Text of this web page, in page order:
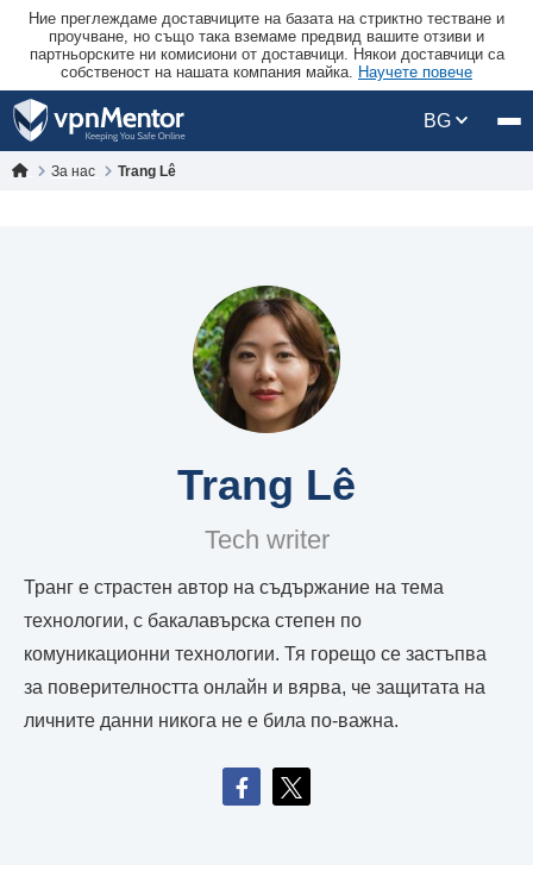
Ние преглеждаме доставчиците на базата на стриктно тестване и
проучване, но също така вземаме предвид вашите отзиви и
партньорските ни комисиони от доставчици. Някои доставчици са
собственост на нашата компания майка. Научете повече
BG
За нас Trang Lê
Trang Lê
Tech writer
Транг е страстен автор на съдържание на тема
технологии, с бакалавърска степен по
комуникационни технологии. Тя горещо се застъпва
за поверителността онлайн и вярва, че защитата на
личните данни никога не е била по-важна.